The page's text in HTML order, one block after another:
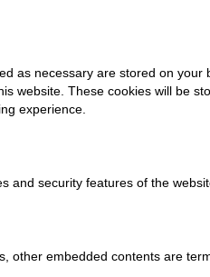
as necessary are stored on your
website. These cookies will be
experience.
and security features of the
other embedded contents are